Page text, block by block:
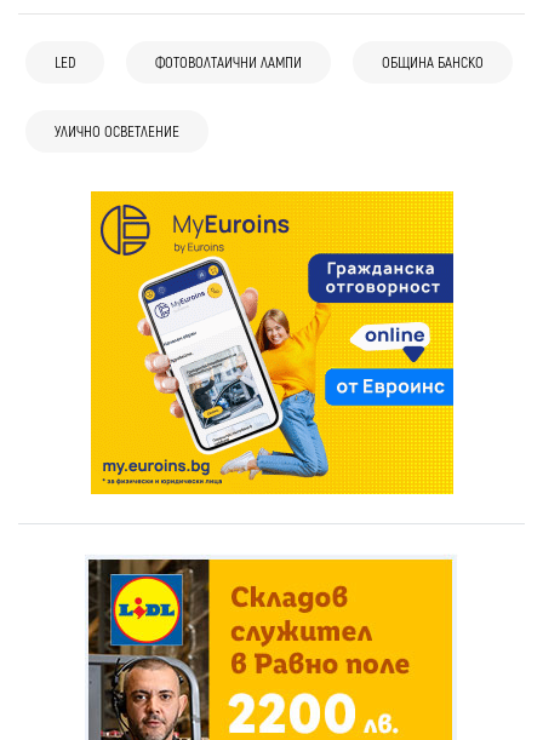
LED ФОТОВОЛТАИЧНИ ЛАМПИ ОБЩИНА БАНСКО
УЛИЧНО ОСВЕТЛЕНИЕ